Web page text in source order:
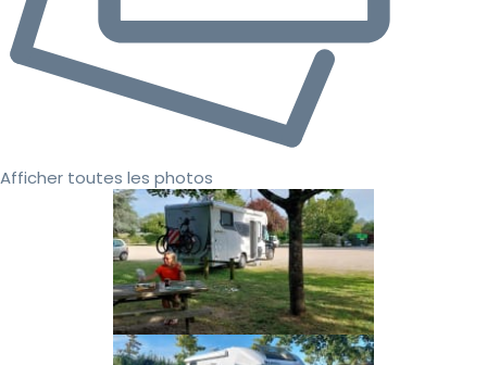
Afficher toutes les photos